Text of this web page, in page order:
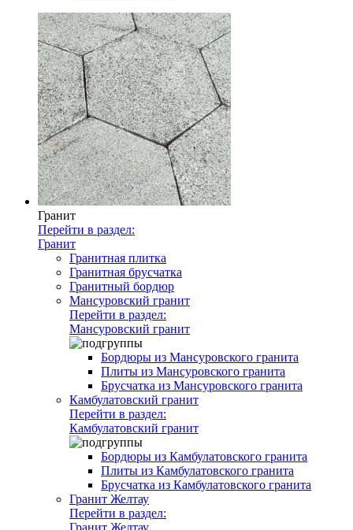
Гранит
Перейти в раздел:
Гранит
Гранитная плитка
Гранитная брусчатка
Гранитный бордюр
Мансуровский гранит
Перейти в раздел:
Мансуровский гранит
Бордюры из Мансуровского гранита
Плиты из Мансуровского гранита
Брусчатка из Мансуровского гранита
Камбулатовский гранит
Перейти в раздел:
Камбулатовский гранит
Бордюры из Камбулатовского гранита
Плиты из Камбулатовского гранита
Брусчатка из Камбулатовского гранита
Гранит Желтау
Перейти в раздел:
Гранит Желтау